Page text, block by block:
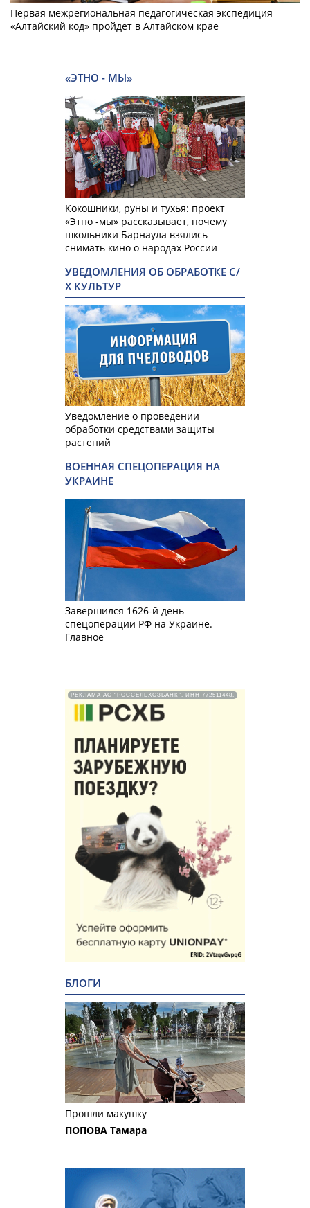
Первая межрегиональная педагогическая экспедиция
«Алтайский код» пройдет в Алтайском крае
«ЭТНО - МЫ»
Кокошники, руны и тухья: проект
«Этно -мы» рассказывает, почему
школьники Барнаула взялись
снимать кино о народах России
УВЕДОМЛЕНИЯ ОБ ОБРАБОТКЕ С/
Х КУЛЬТУР
Уведомление о проведении
обработки средствами защиты
растений
ВОЕННАЯ СПЕЦОПЕРАЦИЯ НА
УКРАИНЕ
Завершился 1626-й день
спецоперации РФ на Украине.
Главное
РЕКЛАМА АО "РОССЕЛЬХОЗБАНК". ИНН 772511448.
БЛОГИ
Прошли макушку
ПОПОВА Тамара